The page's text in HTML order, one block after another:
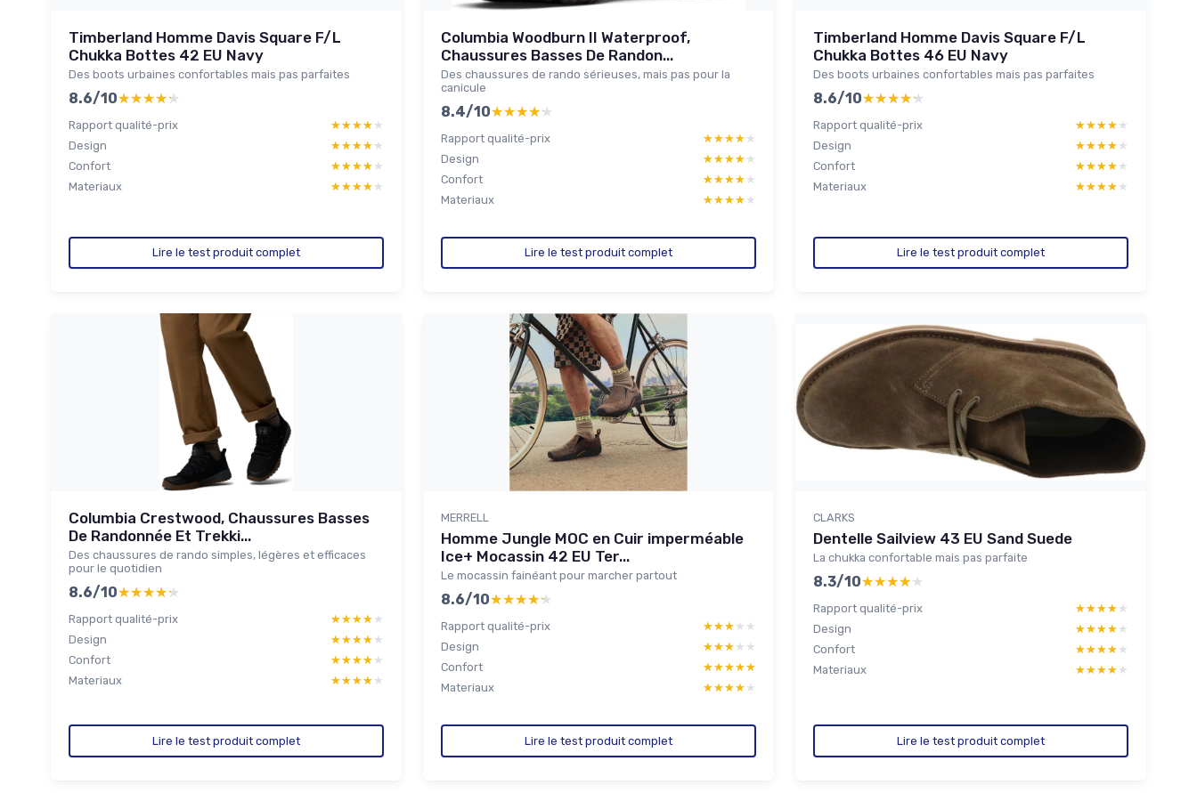
Timberland Homme Davis Square F/L
Chukka Bottes 42 EU Navy
Des boots urbaines confortables mais pas parfaites
8.6/10★★★★★
★★★★★
Rapport qualité-prix ★★★★★
★★★★★
Design
★★★★★
★★★★★
Confort
★★★★★
★★★★★
Materiaux
★★★★★
★★★★★
Lire le test produit complet
Columbia Woodburn II Waterproof,
Chaussures Basses De Randon...
Des chaussures de rando sérieuses, mais pas pour la
canicule
8.4/10★★★★★
★★★★★
Rapport qualité-prix ★★★★★
★★★★★
Design
★★★★★
★★★★★
Confort
★★★★★
★★★★★
Materiaux
★★★★★
★★★★★
Lire le test produit complet
Timberland Homme Davis Square F/L
Chukka Bottes 46 EU Navy
Des boots urbaines confortables mais pas parfaites
8.6/10★★★★★
★★★★★
Rapport qualité-prix ★★★★★
★★★★★
Design
★★★★★
★★★★★
Confort
★★★★★
★★★★★
Materiaux
★★★★★
★★★★★
Lire le test produit complet
Columbia Crestwood, Chaussures Basses
De Randonnée Et Trekki...
Des chaussures de rando simples, légères et efficaces
pour le quotidien
8.6/10★★★★★
★★★★★
Rapport qualité-prix ★★★★★
★★★★★
Design
★★★★★
★★★★★
Confort
★★★★★
★★★★★
Materiaux
★★★★★
★★★★★
Lire le test produit complet
MERRELL
Homme Jungle MOC en Cuir imperméable
Ice+ Mocassin 42 EU Ter...
Le mocassin fainéant pour marcher partout
8.6/10★★★★★
★★★★★
Rapport qualité-prix ★★★★★
★★★★★
Design
★★★★★
★★★★★
Confort
★★★★★
★★★★★
Materiaux
★★★★★
★★★★★
Lire le test produit complet
CLARKS
Dentelle Sailview 43 EU Sand Suede
La chukka confortable mais pas parfaite
8.3/10★★★★★
★★★★★
Rapport qualité-prix ★★★★★
★★★★★
Design
★★★★★
★★★★★
Confort
★★★★★
★★★★★
Materiaux
★★★★★
★★★★★
Lire le test produit complet